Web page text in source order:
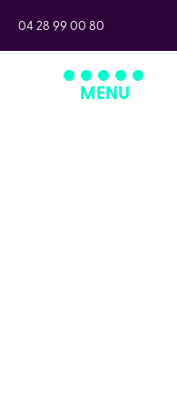
04 28 99 00 80
MENU